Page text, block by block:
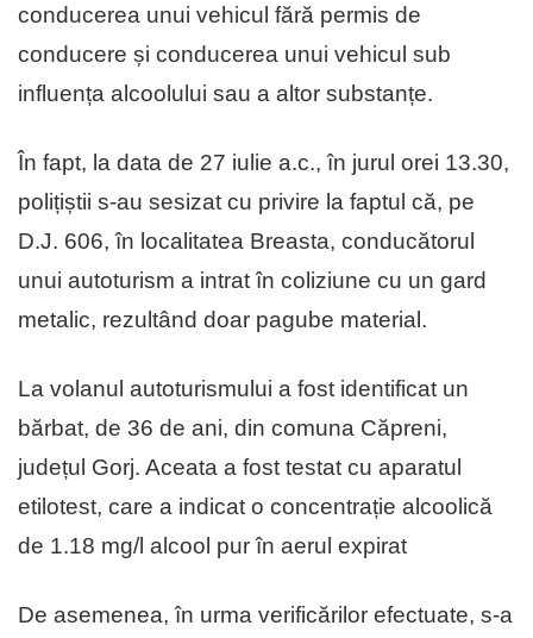
conducerea unui vehicul fără permis de
conducere și conducerea unui vehicul sub
influența alcoolului sau a altor substanțe.
În fapt, la data de 27 iulie a.c., în jurul orei 13.30,
polițiștii s-au sesizat cu privire la faptul că, pe
D.J. 606, în localitatea Breasta, conducătorul
unui autoturism a intrat în coliziune cu un gard
metalic, rezultând doar pagube material.
La volanul autoturismului a fost identificat un
bărbat, de 36 de ani, din comuna Căpreni,
județul Gorj. Aceata a fost testat cu aparatul
etilotest, care a indicat o concentrație alcoolică
de 1.18 mg/l alcool pur în aerul expirat
De asemenea, în urma verificărilor efectuate, s-a